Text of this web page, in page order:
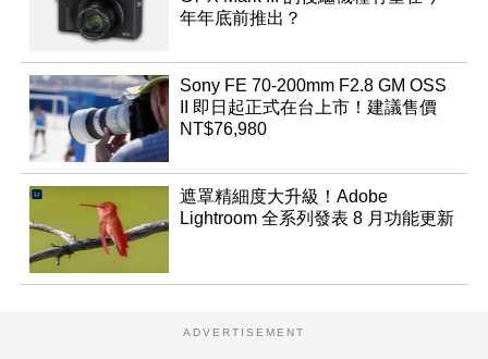
年年底前推出？
Sony FE 70-200mm F2.8 GM OSS
II 即日起正式在台上市！建議售價
NT$76,980
遮罩精細度大升級！Adobe
Lightroom 全系列發表 8 月功能更新
ADVERTISEMENT